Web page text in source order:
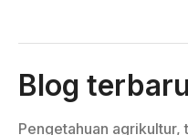
Blog
Pengetahuan agrikultur,